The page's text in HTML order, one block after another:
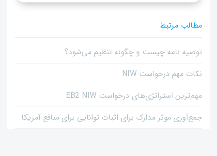
مطالب مرتبط
توصیه نامه چیست و چگونه تنظیم می‌شود؟
نکات مهم درخواست NIW
مهم‌ترین استراتژی‌های درخواست EB2 NIW
جمع‌آوری موثر مدارک برای اثبات توانایی برای منافع آمریکا